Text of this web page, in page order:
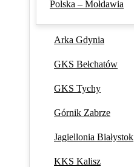
Polska – Mołdawia
Arka Gdynia
GKS Bełchatów
GKS Tychy
Górnik Zabrze
Jagiellonia Białystok
KKS Kalisz